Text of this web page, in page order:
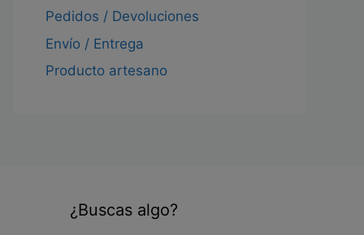
Pedidos / Devoluciones
Envío / Entrega
Producto artesano
¿Buscas algo?